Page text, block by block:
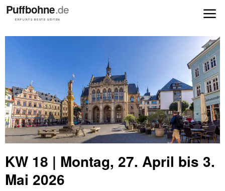
KW 18 | Montag, 27. April bis 3.
Mai 2026